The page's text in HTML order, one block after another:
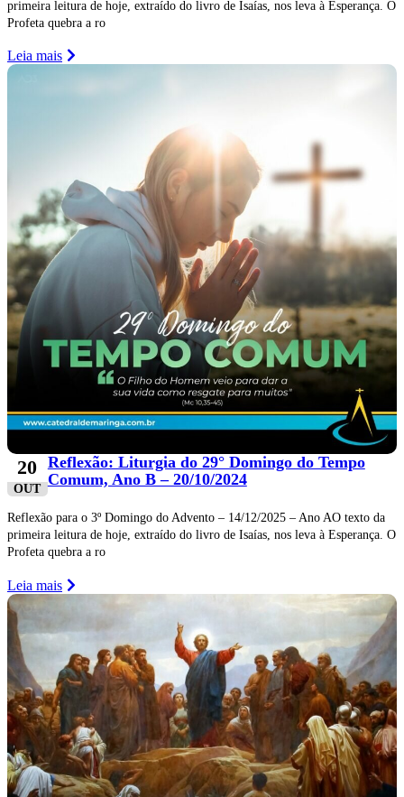
primeira leitura de hoje, extraído do livro de Isaías, nos leva à Esperança. O
Profeta quebra a ro
Leia mais
20
OUT
Reflexão: Liturgia do 29° Domingo do Tempo
Comum, Ano B – 20/10/2024
Reflexão para o 3º Domingo do Advento – 14/12/2025 – Ano AO texto da
primeira leitura de hoje, extraído do livro de Isaías, nos leva à Esperança. O
Profeta quebra a ro
Leia mais